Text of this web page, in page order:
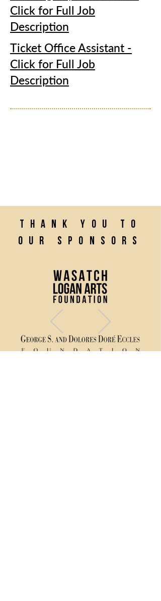
Click for Full Job
Description
Ticket Office Assistant -
Click for Full Job
Description
Thank you to
our sponsors